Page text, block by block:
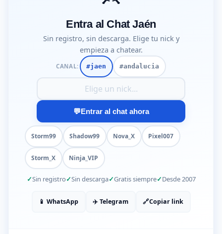
Entra al Chat Jaén
Sin registro, sin descarga. Elige tu nick y
empieza a chatear.
CANAL: #jaen #andalucia
💬Entrar al chat ahora
Storm99 Shadow99 Nova_X Pixel007
Storm_X Ninja_VIP
Sin registro Sin descarga Gratis siempre Desde 2007
📱 WhatsApp ✈️ Telegram 🔗Copiar link